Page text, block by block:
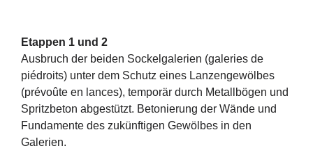
Etappen 1 und 2
Ausbruch der beiden Sockelgalerien (galeries de
piédroits) unter dem Schutz eines Lanzengewölbes
(prévoûte en lances), temporär durch Metallbögen und
Spritzbeton abgestützt. Betonierung der Wände und
Fundamente des zukünftigen Gewölbes in den
Galerien.